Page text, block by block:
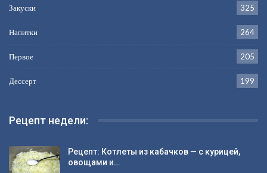
Закуски 325
Напитки 264
Первое 205
Дессерт 199
Рецепт недели:
Рецепт: Котлеты из кабачков — с курицей,
овощами и…